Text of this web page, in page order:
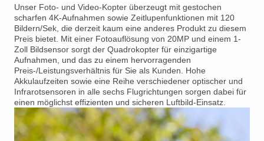
Unser Foto- und Video-Kopter überzeugt mit gestochen
scharfen 4K-Aufnahmen sowie Zeitlupenfunktionen mit 120
Bildern/Sek, die derzeit kaum eine anderes Produkt zu diesem
Preis bietet. Mit einer Fotoauflösung von 20MP und einem 1-
Zoll Bildsensor sorgt der Quadrokopter für einzigartige
Aufnahmen, und das zu einem hervorragenden
Preis-/Leistungsverhältnis für Sie als Kunden. Hohe
Akkulaufzeiten sowie eine Reihe verschiedener optischer und
Infrarotsensoren in alle sechs Flugrichtungen sorgen dabei für
einen möglichst effizienten und sicheren Luftbild-Einsatz.